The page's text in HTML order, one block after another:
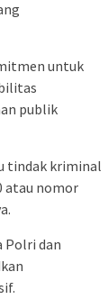
untuk
publik
tindak kriminal
atau nomor
Polri dan